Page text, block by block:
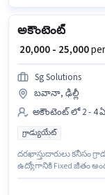
అకౌంటెంట్
₹ 20,000 - 25,000
Sg Solutions
బవానా, ఢిల్లీ
అకౌంటెంట్ లో 2 - 4
గ్రాడ్యుయేట్
దరఖాస్తుదారులు కనీసం
ఉద్యోగానికి Fixed జీతం